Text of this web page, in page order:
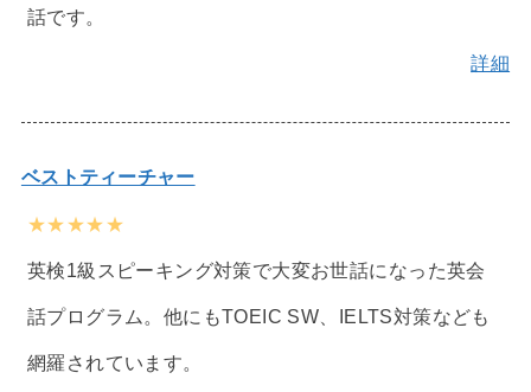
話です。
詳細
ベストティーチャー
★★★★★
英検1級スピーキング対策で大変お世話になった英会
話プログラム。他にもTOEIC SW、IELTS対策なども
網羅されています。